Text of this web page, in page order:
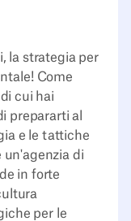
la strategia per
Come
cui hai
prepararti al
e le tattiche
un'agenzia di
in forte
per le